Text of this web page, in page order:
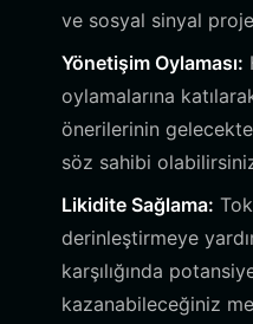
ve sosyal sinyal
Yönetişim Oylaması:
oylamalarına
önerilerinin
söz sahibi
Likidite Sağlama:
derinleştirmeye
karşılığında
kazanabileceğiniz